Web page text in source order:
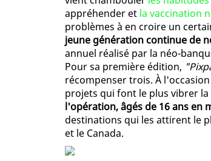
appréhender et la vaccination
problèmes à en croire un
jeune génération continue de
annuel réalisé par la néo-
Pour sa première édition,
récompenser trois. À
projets qui font le plus vibrer
l'opération, âgés de 16 ans en
destinations qui les attirent le
et le Canada.